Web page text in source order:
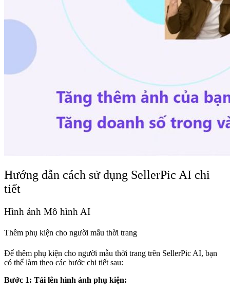
Hướng dẫn cách sử dụng SellerPic AI chi
tiết
Hình ảnh Mô hình AI
Thêm phụ kiện cho người mẫu thời trang
Để thêm phụ kiện cho người mẫu thời trang trên SellerPic AI, bạn
có thể làm theo các bước chi tiết sau:
Bước 1: Tải lên hình ảnh phụ kiện: